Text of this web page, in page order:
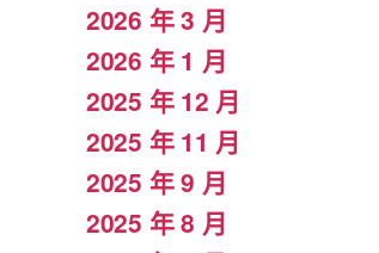
2026 年 3 月
2026 年 1 月
2025 年 12 月
2025 年 11 月
2025 年 9 月
2025 年 8 月